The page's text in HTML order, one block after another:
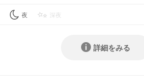
夜 深夜
詳細をみる